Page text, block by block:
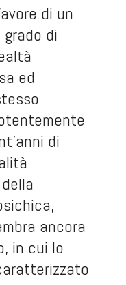
di un
di
ed
di
ancora
in cui lo